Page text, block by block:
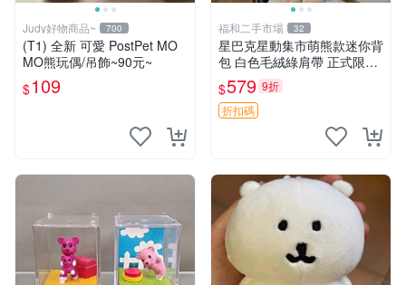
Judy好物商品~ 700
(T1) 全新 可愛 PostPet MO
MO熊玩偶/吊飾~90元~
$109
福和二手市場 32
星巴克星動集市萌熊款迷你背
包 白色毛絨綠肩帶 正式限量
版 新品 上市未拆封 尺寸約20
公分 超適合收藏 迷你背包 毛
絨玩具 背包配件
$579 9折
折扣碼